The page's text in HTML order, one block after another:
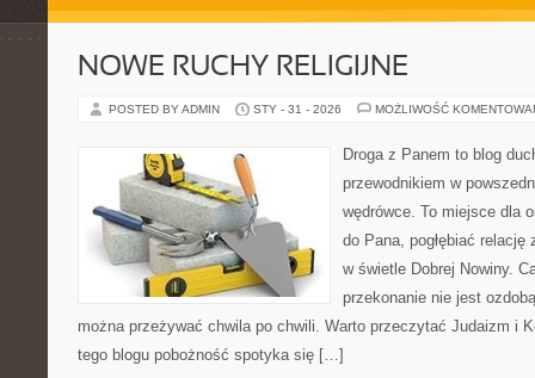
NOWE RUCHY RELIGIJNE
POSTED BY ADMIN STY - 31 - 2026 MOŻLIWOŚĆ
Droga z Panem to blog
przewodnikiem w
wędrówce. To miejsce dla
do Pana, pogłębiać
w świetle Dobrej Nowiny.
przekonanie nie jest
można przeżywać chwila po chwili. Warto przeczytać Judaizm i
tego blogu pobożność spotyka się […]